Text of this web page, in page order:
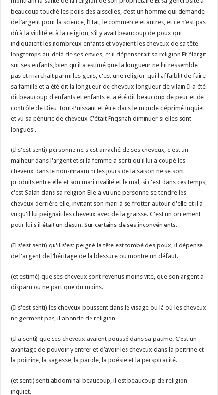
beaucoup touché les poils des aisselles, c’est un homme qui demande
de l’argent pour la science, l’État, le commerce et autres, et ce n’est pas
dû à la virilité et à la religion, s’il y avait beaucoup de poux qui
indiquaient les nombreux enfants et voyaient les cheveux de sa tête
longtemps au-delà de ses envies, et il dépenserait sa religion Et élargit
sur ses enfants, bien qu'il a estimé que la longueur ne lui ressemble
pas et marchait parmi les gens, c'est une religion qui l'affaiblit de faire
sa famille et a été dit la longueur de cheveux longueur de vilain Il a été
dit beaucoup d'enfants et enfants et a été dit beaucoup de peur et de
contrôle de Dieu Tout-Puissant et être dans le monde déprimé inquiet
et vu sa pénurie de cheveux C'était Fnqsnah diminuer si elles sont
longues .
(Il s'est senti) personne ne s'est arraché de ses cheveux, c'est un
malheur dans l'argent et si la femme a senti qu'il lui a coupé les
cheveux dans le non-ihraam ni les jours de la saison ne se sont
produits entre elle et son mari rivalité et le mal, si c'est dans ces temps,
c'est Salah dans sa religion Elle a vu une personne se tondre les
cheveux derrière elle, invitant son mari à se frotter autour d'elle et il a
vu qu'il lui peignait les cheveux avec de la graisse. C'est un ornement
pour lui s'il était un destin. Sur certains de ses inconvénients.
(Il s'est senti) qu'il s'est peigné la tête est tombé des poux, il dépense
de l'argent de l'héritage de la blessure ou montre un défaut.
(et estimé) que ses cheveux sont revenus moins vite, que son argent a
disparu ou ne part que du moins.
(Il s'est senti) les cheveux poussent dans le visage ou là où les cheveux
ne germent pas, il abonde de religion.
(Il a senti) que ses cheveux avaient poussé dans sa paume. C’est un
avantage de pouvoir y entrer et d’avoir les cheveux dans la poitrine et
la poitrine, la sagesse, la parole, la poésie et la perspicacité.
(et senti) senti abdominal beaucoup, il est beaucoup de religion
inquiet.